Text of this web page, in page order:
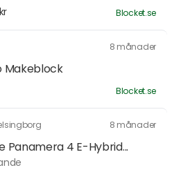
Blocket.se
8 månader
Makeblock
Blocket.se
8 månader
Panamera 4 E-Hybrid...